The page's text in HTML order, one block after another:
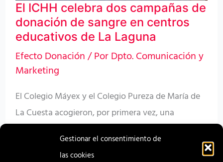
Gestionar el consentimiento de
las cookies
El ICHH celebra dos campañas de
donación de sangre en centros
educativos de La Laguna
Efecto Donación/ PorDpto. Comunicación y
Marketing
El Colegio Máyex y el Colegio Pureza de María de
La Cuesta acogieron, por primera vez, una
propio alumnado
sangre
en
centros
educativos
de
La
Laguna